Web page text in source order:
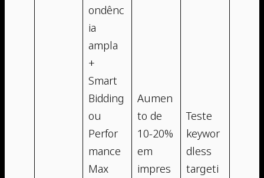
ondênc
ia
ampla
+
Smart
Bidding
ou
Perfor
mance
Max
Aumen
to de
10-20%
em
impres
Teste
keywor
dless
targeti